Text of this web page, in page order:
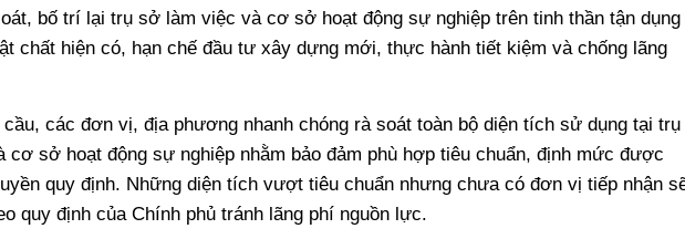
bố trí lại trụ sở làm việc và cơ sở hoạt động sự nghiệp trên tinh thần tận dụng
chất hiện có, hạn chế đầu tư xây dựng mới, thực hành tiết kiệm và chống lãng
các đơn vị, địa phương nhanh chóng rà soát toàn bộ diện tích sử dụng tại trụ
cơ sở hoạt động sự nghiệp nhằm bảo đảm phù hợp tiêu chuẩn, định mức được
quy định. Những diện tích vượt tiêu chuẩn nhưng chưa có đơn vị tiếp nhận
quy định của Chính phủ tránh lãng phí nguồn lực.